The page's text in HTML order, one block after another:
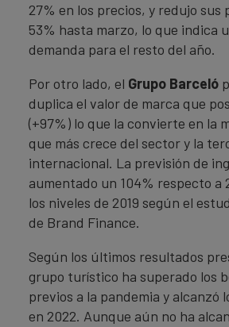
27% en los precios, y redujo sus
53% hasta marzo, lo que indica
demanda para el resto del año.
Por otro lado, el Grupo Barceló
duplica el valor de marca que
(+97%) lo que la convierte en la
que más crece del sector y la
internacional. La previsión de
aumentado un 104% respecto a
los niveles de 2019 según el
de Brand Finance.
Según los últimos resultados
grupo turístico ha superado los
previos a la pandemia y alcanzó
en 2022. Aunque aún no ha